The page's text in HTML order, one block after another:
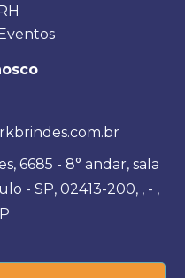
6685 - 8° andar, sala
- SP, 02413-200, , - ,